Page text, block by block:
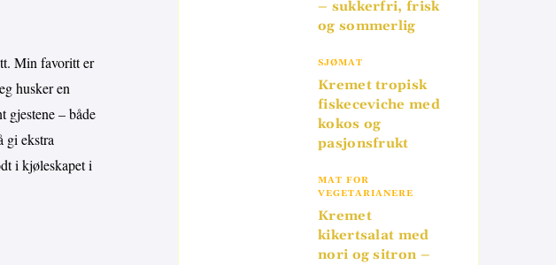
Min favoritt er
husker en
gjestene – både
gi ekstra
i kjøleskapet i
– sukkerfri, frisk
og sommerlig
SJØMAT
Kremet tropisk
fiskeceviche med
kokos og
pasjonsfrukt
MAT FOR
VEGETARIANERE
Kremet
kikertsalat med
nori og sitron –